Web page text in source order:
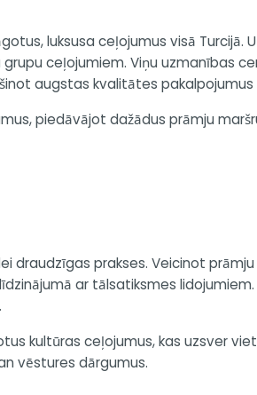
luksusa ceļojumus visā Turcijā.
ceļojumiem. Viņu uzmanības
augstas kvalitātes
piedāvājot dažādus prāmju
draudzīgas prakses. Veicinot
ar tālsatiksmes
kultūras ceļojumus, kas uzsver
vēstures dārgumus.